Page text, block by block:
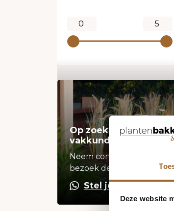
Deze website
Op zoek naar een
vakkundige hulp?
Neem contact op of
bezoek de showroom!
Stel je vraag